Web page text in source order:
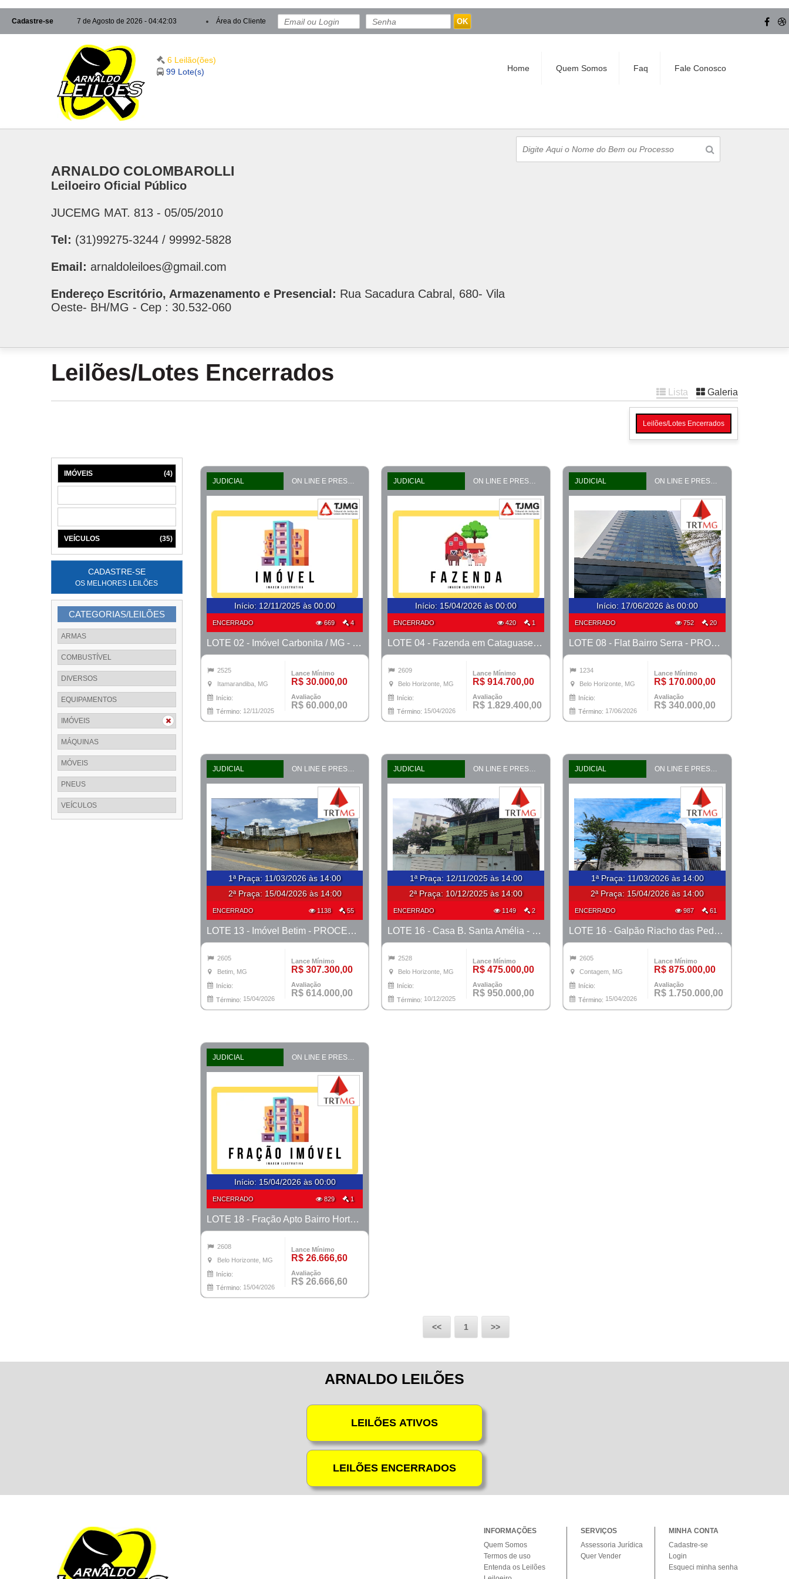
Cadastre-se 7 de Agosto de 2026 - 04:42:04 Área do Cliente OK
6 Leilão(ões)
99 Lote(s)
Home Quem Somos Faq Fale Conosco
ARNALDO COLOMBAROLLI
Leiloeiro Oficial Público
JUCEMG MAT. 813 - 05/05/2010
Tel: (31)99275-3244 / 99992-5828
Email: arnaldoleiloes@gmail.com
Endereço Escritório, Armazenamento e Presencial: Rua Sacadura Cabral, 680- Vila
Oeste- BH/MG - Cep : 30.532-060
Leilões/Lotes Encerrados
Lista Galeria
Leilões/Lotes Encerrados
IMÓVEIS (4)
VEÍCULOS (35)
CADASTRE-SE
OS MELHORES LEILÕES
CATEGORIAS/LEILÕES
ARMAS
COMBUSTÍVEL
DIVERSOS
EQUIPAMENTOS
IMÓVEIS
MÁQUINAS
MÓVEIS
PNEUS
VEÍCULOS
JUDICIAL ON LINE E PRESENCIAL
Início: 12/11/2025 às 00:00
ENCERRADO 669 4
LOTE 02 - Imóvel Carbonita / MG - PROCESSO 5001127-40.2023-TJMG- COMARCA DE ITAMARANDIBA
2525
Itamarandiba, MG
Início:
Término: 12/11/2025
Lance Mínimo
R$ 30.000,00
Avaliação
R$ 60.000,00
JUDICIAL ON LINE E PRESENCIAL
Início: 15/04/2026 às 00:00
ENCERRADO 420 1
LOTE 04 - Fazenda em Cataguases - PROCESSO 9937456-81.2006-TJMG- COMARCA DE BH/MG
2609
Belo Horizonte, MG
Início:
Término: 15/04/2026
Lance Mínimo
R$ 914.700,00
Avaliação
R$ 1.829.400,00
JUDICIAL ON LINE E PRESENCIAL
Início: 17/06/2026 às 00:00
ENCERRADO 752 20
LOTE 08 - Flat Bairro Serra - PROCESSO 0011019-93.2025-27ª BH
1234
Belo Horizonte, MG
Início:
Término: 17/06/2026
Lance Mínimo
R$ 170.000,00
Avaliação
R$ 340.000,00
JUDICIAL ON LINE E PRESENCIAL
1ª Praça: 11/03/2026 às 14:00
2ª Praça: 15/04/2026 às 14:00
ENCERRADO 1138 55
LOTE 13 - Imóvel Betim - PROCESSO 0011170-05.2025-2ª BETIM
2605
Betim, MG
Início:
Término: 15/04/2026
Lance Mínimo
R$ 307.300,00
Avaliação
R$ 614.000,00
JUDICIAL ON LINE E PRESENCIAL
1ª Praça: 12/11/2025 às 14:00
2ª Praça: 10/12/2025 às 14:00
ENCERRADO 1149 2
LOTE 16 - Casa B. Santa Amélia - PROCESSO 0011392-75.2017-19ª BH
2528
Belo Horizonte, MG
Início:
Término: 10/12/2025
Lance Mínimo
R$ 475.000,00
Avaliação
R$ 950.000,00
JUDICIAL ON LINE E PRESENCIAL
1ª Praça: 11/03/2026 às 14:00
2ª Praça: 15/04/2026 às 14:00
ENCERRADO 987 61
LOTE 16 - Galpão Riacho das Pedras - PROCESSO 0010470-50.2018-6ª CONTAGEM
2605
Contagem, MG
Início:
Término: 15/04/2026
Lance Mínimo
R$ 875.000,00
Avaliação
R$ 1.750.000,00
JUDICIAL
Início: 15/04/2026 às 00:00
ENCERRADO 829 1
LOTE 18 - Fração Apto Bairro Horto - PROCESSO 0010777-14.2020-38ª BH
2608
Belo Horizonte, MG
Início:
Término: 15/04/2026
Lance Mínimo
R$ 26.666,60
Avaliação
R$ 26.666,60
<< 1 >>
ARNALDO LEILÕES
INFORMAÇÕES
Quem Somos
Termos de uso
Entenda os Leilões
SERVIÇOS
Assessoria Jurídica
Quer Vender
MINHA CONTA
Cadastre-se
Login
Esqueci minha senha